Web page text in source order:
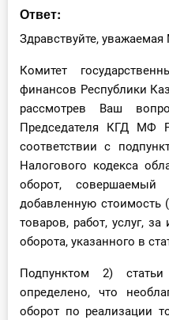
Ответ:
Здравствуйте,
Комитет
финансов Республики
рассмотрев Ваш
Председателя КГД МФ
соответствии с
Налогового кодекса
оборот, совершаемый
добавленную стоимость
товаров, работ, услуг,
оборота, указанного в
Подпунктом 2)
определено, что
оборот по реализации